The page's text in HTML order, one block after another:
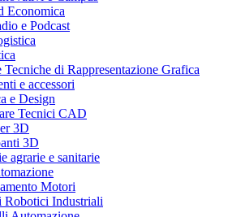
Economica
e Podcast
Tecniche di Rappresentazione Grafica
e accessori
e Design
Tecnici CAD
3D
3D
agrarie e sanitarie
Motori
Robotici Industriali